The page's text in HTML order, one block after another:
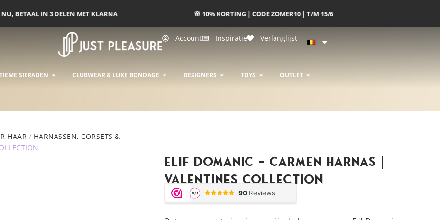
🌸 10% KORTING | CODE ZOMER10 | T/M 15/6
Account Inspiratie Verlanglijst
SIERADEN OPEN INTIEME SIERADEN
CLUBWEAR & LUXE BONDAGE OPEN CLUBWEAR & LUXE BONDAGE
DESIGNERS OPEN DESIGNERS
TOYS OPEN TOYS
OUTLET OPEN OUTLET
HAAR / HARNASSEN, CORSETS &
Elif Domanic – Carmen Harnas |
Valentines Collection